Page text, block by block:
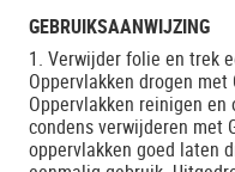
GEBRUIKSAANWIJZING
1. Verwijder folie en trek
Oppervlakken drogen
Oppervlakken reinigen
condens verwijderen met
oppervlakken goed laten